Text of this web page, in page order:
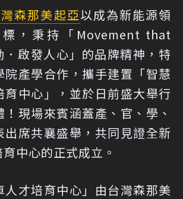
森那美起亞以成為新能源領
，秉持「Movement that
啟發人心」的品牌精神，特
院產學合作，攜手建置「智慧
育中心」，並於日前盛大舉行
現場來賓涵蓋產、官、學、
出席共襄盛舉，共同見證全新
中心的正式成立。
人才培育中心」由台灣森那美